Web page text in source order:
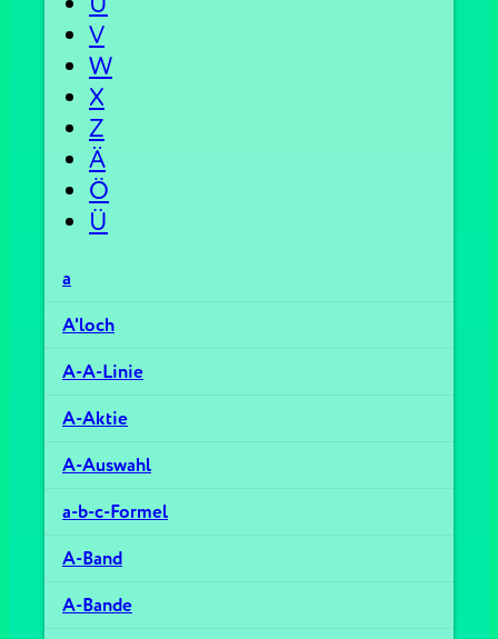
V
W
X
Z
Ä
Ö
Ü
a
A'loch
A-A-Linie
A-Aktie
A-Auswahl
a-b-c-Formel
A-Band
A-Bande